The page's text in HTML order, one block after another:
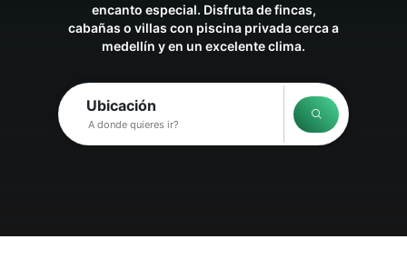
encanto especial. Disfruta de fincas,
cabañas o villas con piscina privada cerca a
medellín y en un excelente clima.
Ubicación